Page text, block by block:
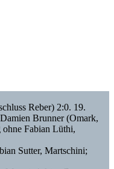
Reber) 2:0. 19.
Brunner (Omark,
Fabian Lüthi,
Sutter, Martschini;